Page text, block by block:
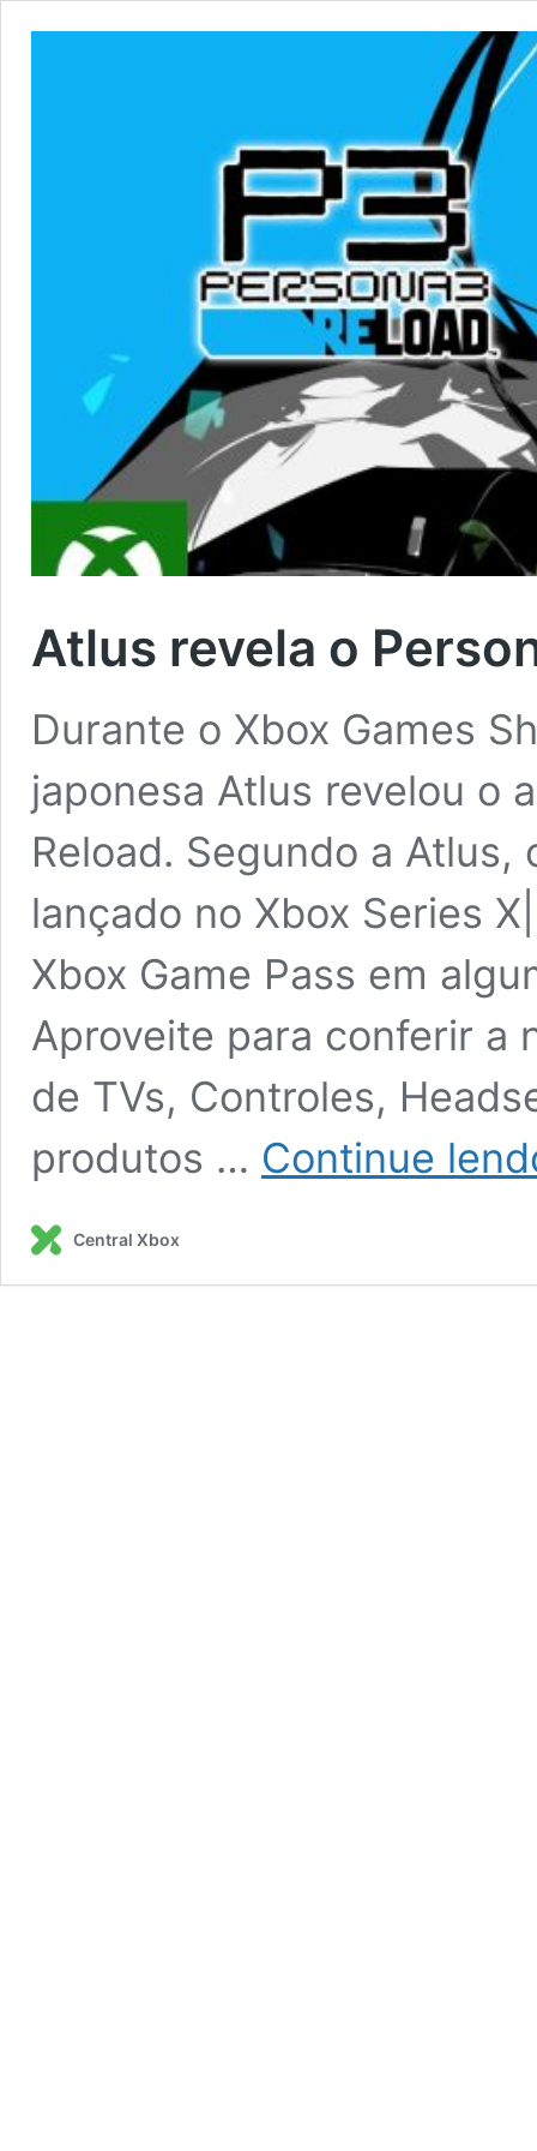
Atlus revela o
Durante o Xbox Games
japonesa Atlus revelou o
Reload. Segundo a Atlus,
lançado no Xbox Series
Xbox Game Pass em
Aproveite para conferir a
de TVs, Controles,
produtos … Continue
Central Xbox